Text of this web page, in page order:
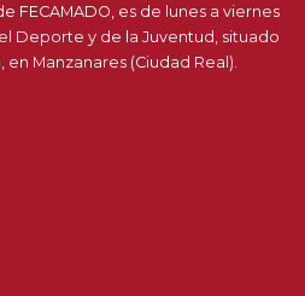
FECAMADO, es de lunes a viernes
Deporte y de la Juventud, situado
en Manzanares (Ciudad Real).